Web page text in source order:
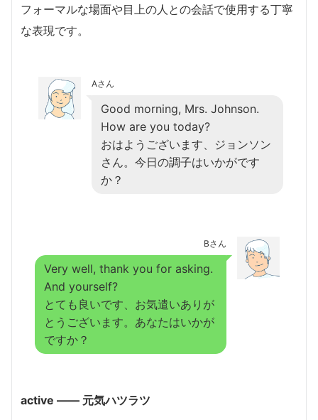
フォーマルな場面や目上の人との会話で使用する丁寧
な表現です。
Aさん
Good morning, Mrs. Johnson.
How are you today?
おはようございます、ジョンソン
さん。今日の調子はいかがです
か？
Bさん
Very well, thank you for asking.
And yourself?
とても良いです、お気遣いありが
とうございます。あなたはいかが
ですか？
active ―― 元気ハツラツ